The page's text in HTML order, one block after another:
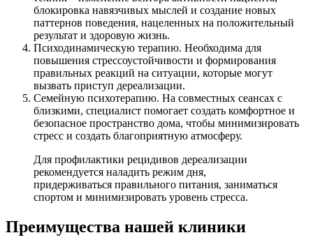
блокировка навязчивых мыслей и создание новых
паттернов поведения, нацеленных на положительный
результат и здоровую жизнь.
Психодинамическую терапию. Необходима для
повышения стрессоустойчивости и формирования
правильных реакций на ситуации, которые могут
вызвать приступ дереализации.
Семейную психотерапию. На совместных сеансах с
близкими, специалист помогает создать комфортное и
безопасное пространство дома, чтобы минимизировать
стресс и создать благоприятную атмосферу.
Для профилактики рецидивов дереализации
рекомендуется наладить режим дня,
придерживаться правильного питания, заниматься
спортом и минимизировать уровень стресса.
Преимущества нашей клиники